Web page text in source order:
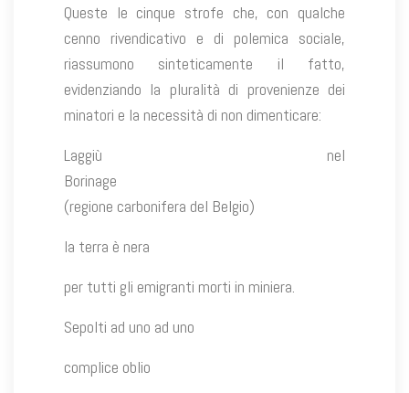
Queste le cinque strofe che, con qualche
cenno rivendicativo e di polemica sociale,
riassumono sinteticamente il fatto,
evidenziando la pluralità di provenienze dei
minatori e la necessità di non dimenticare:
Laggiù nel
Borinage
(regione carbonifera del Belgio)
la terra è nera
per tutti gli emigranti morti in miniera.
Sepolti ad uno ad uno
complice oblio